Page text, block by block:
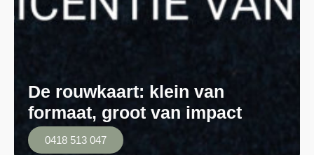
De rouwkaart: klein van
formaat, groot van impact
0418 513 047